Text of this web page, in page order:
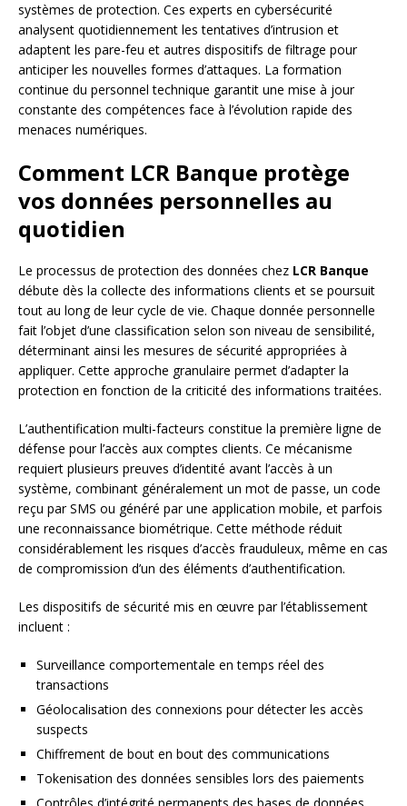
systèmes de protection. Ces experts en cybersécurité
analysent quotidiennement les tentatives d’intrusion et
adaptent les pare-feu et autres dispositifs de filtrage pour
anticiper les nouvelles formes d’attaques. La formation
continue du personnel technique garantit une mise à jour
constante des compétences face à l’évolution rapide des
menaces numériques.
Comment LCR Banque protège
vos données personnelles au
quotidien
Le processus de protection des données chez LCR Banque
débute dès la collecte des informations clients et se poursuit
tout au long de leur cycle de vie. Chaque donnée personnelle
fait l’objet d’une classification selon son niveau de sensibilité,
déterminant ainsi les mesures de sécurité appropriées à
appliquer. Cette approche granulaire permet d’adapter la
protection en fonction de la criticité des informations traitées.
L’authentification multi-facteurs constitue la première ligne de
défense pour l’accès aux comptes clients. Ce mécanisme
requiert plusieurs preuves d’identité avant l’accès à un
système, combinant généralement un mot de passe, un code
reçu par SMS ou généré par une application mobile, et parfois
une reconnaissance biométrique. Cette méthode réduit
considérablement les risques d’accès frauduleux, même en cas
de compromission d’un des éléments d’authentification.
Les dispositifs de sécurité mis en œuvre par l’établissement
incluent :
Surveillance comportementale en temps réel des
transactions
Géolocalisation des connexions pour détecter les accès
suspects
Chiffrement de bout en bout des communications
Tokenisation des données sensibles lors des paiements